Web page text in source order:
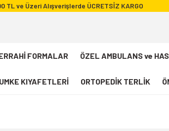
TL ve Üzeri Alışverişlerde ÜCRETSİZ KARGO
FORMALAR ÖZEL AMBULANS ve
UMKE KIYAFETLERİ ORTOPEDİK TERLİK